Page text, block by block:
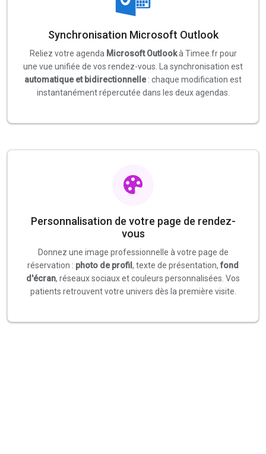
Synchronisation Microsoft Outlook
Reliez votre agenda Microsoft Outlookà Timee.fr pour
une vue unifiée de vos rendez-vous. La synchronisation est
automatique et bidirectionnelle: chaque modification est
instantanément répercutée dans les deux agendas.
Personnalisation de votre page de rendez-
vous
Donnez une image professionnelle à votre page de
réservation : photo de profil , texte de présentation, fond
d'écran, réseaux sociaux et couleurs personnalisées. Vos
patients retrouvent votre univers dès la première visite.